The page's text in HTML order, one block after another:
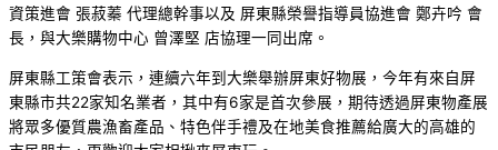
資策進會 張菽蓁 代理總幹事以及 屏東縣榮譽指導員協進會 鄭卉吟 會
長，與大樂購物中心 曾澤堅 店協理一同出席。
屏東縣工策會表示，連續六年到大樂舉辦屏東好物展，今年有來自屏
東縣市共22家知名業者，其中有6家是首次參展，期待透過屏東物產展
將眾多優質農漁畜產品、特色伴手禮及在地美食推薦給廣大的高雄的